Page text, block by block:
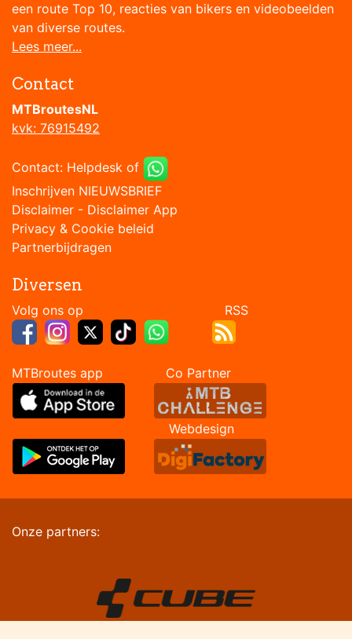
een route Top 10, reacties van bikers en videobeelden
van diverse routes.
Lees meer...
Contact
MTBroutesNL
kvk: 76915492
Contact: Helpdesk of
Inschrijven NIEUWSBRIEF
Disclaimer - Disclaimer App
Privacy & Cookie beleid
Partnerbijdragen
Diversen
Volg ons op RSS
MTBroutes app Co Partner
Webdesign
Onze partners: